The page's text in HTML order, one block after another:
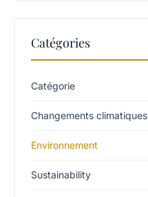
Catégories
Catégorie
Changements climatiques
Environnement
Sustainability